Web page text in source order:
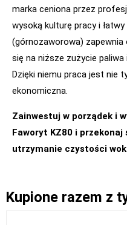
marka ceniona przez
wysoką kulturę pracy i
(górnozaworowa) zapewnia
się na niższe zużycie
Dzięki niemu praca jest nie
ekonomiczna.
Zainwestuj w porządek i
Faworyt KZ80 i
utrzymanie czystości
Kupione razem z